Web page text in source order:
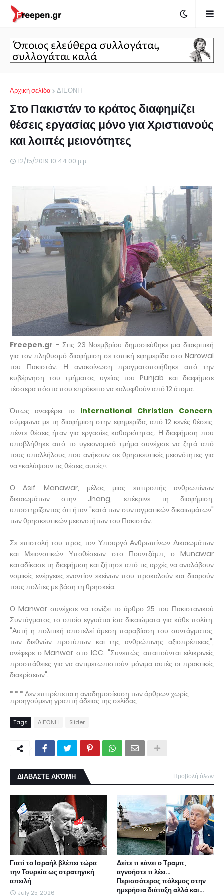
Αρχική σελίδα ΔΙΕΘΝΗ
Στο Πακιστάν το κράτος διαφημίζει
θέσεις εργασίας μόνο για Χριστιανούς
και λοιπές μειονότητες
12/15/2019 10:44:00 μ.μ.
Freepen.gr -Στις 23 Νοεμβρίου δημοσιεύθηκε μια διακριτική
για τον πληθυσμό διαφήμιση σε τοπική εφημερίδα στο Narowal
του Πακιστάν. Η ανακοίνωση πραγματοποιήθηκε από την
κυβέρνηση του τμήματος υγείας του Punjab και διαφήμισε
τέσσερα πόστα που επρόκειτο να καλυφθούν από 12 άτομα.
Όπως αναφέρει το International Christian Concern,
σύμφωνα με τη διαφήμιση στην εφημερίδα, από 12 κενές θέσεις,
πέντε θέσεις ήταν για εργασίες καθαριότητας. Η διαφήμιση που
υποβλήθηκε από το υγειονομικό τμήμα συνέχισε να ζητά από
τους υπαλλήλους που ανήκουν σε θρησκευτικές μειονότητες για
να «καλύψουν τις θέσεις αυτές».
Ο Asif Manawar, μέλος μιας επιτροπής ανθρωπίνων
δικαιωμάτων στην Jhang, επέκρινε τη διαφήμιση,
υποστηρίζοντας ότι ήταν "κατά των συνταγματικών δικαιωμάτων"
των θρησκευτικών μειονοτήτων του Πακιστάν.
Σε επιστολή του προς τον Υπουργό Ανθρωπίνων Δικαιωμάτων
και Μειονοτικών Υποθέσεων στο Πουντζάμπ, ο Munawar
καταδίκασε τη διαφήμιση και ζήτησε από τις αρχές να αναλάβουν
νομικές ενέργειες εναντίον εκείνων που προκαλούν και διαιρούν
τους πολίτες με βάση τη θρησκεία.
Ο Manwar συνέχισε να τονίζει το άρθρο 25 του Πακιστανικού
Συντάγματος το οποίο εγγυάται ίσα δικαιώματα για κάθε πολίτη.
"Αυτή η πολιτική αποτελεί άμεση παραβίαση του συντάγματος,
των διεθνών προτύπων και της ανθρώπινης αξιοπρέπειας",
ανέφερε ο Manwar στο ICC. "Συνεπώς, απαιτούνται ειλικρινείς
προσπάθειες για να αντιμετωπιστούν μόνιμα αυτές οι πρακτικές
διακρίσεων".
* * * Δεν επιτρέπεται η αναδημοσίευση των άρθρων χωρίς
προηγούμενη γραπτή άδειας της σελίδας
Tags ΔΙΕΘΝΗ Slider
ΔΙΑΒΑΣΤΕ ΑΚΌΜΗ Προβολή όλων
Γιατί το Ισραήλ βλέπει τώρα
την Τουρκία ως στρατηγική
απειλή
July 25, 2026
Δείτε τι κάνει ο Τραμπ,
αγνοήστε τι λέει...
Περισσότερος πόλεμος στην
ημερήσια διάταξη αλλά και...